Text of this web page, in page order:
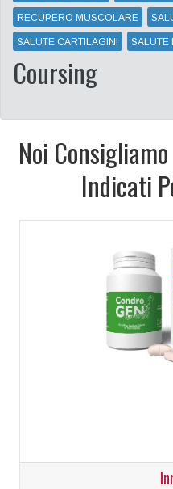
RECUPERO MUSCOLARE
SALUTE CARTILAGINI SALUTE
Coursing
Noi
Indicati